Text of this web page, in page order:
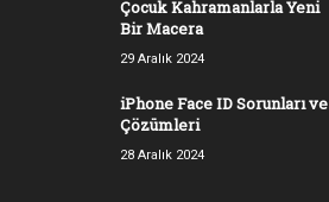
Çocuk Kahramanlarla Yeni
Bir Macera
29 Aralık 2024
iPhone Face ID Sorunları ve
Çözümleri
28 Aralık 2024